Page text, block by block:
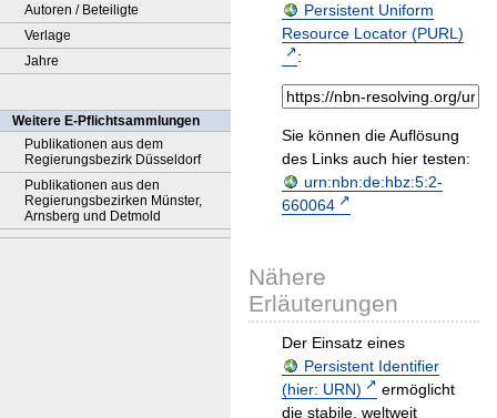
Autoren / Beteiligte
Verlage
Jahre
Weitere E-Pflichtsammlungen
Publikationen aus dem
Regierungsbezirk Düsseldorf
Publikationen aus den
Regierungsbezirken Münster,
Arnsberg und Detmold
Persistent Uniform
Resource Locator (PURL)
:
Sie können die Auflösung
des Links auch hier testen:
urn:nbn:de:hbz:5:2-
660064
Nähere
Erläuterungen
Der Einsatz eines
Persistent Identifier
(hier: URN)
ermöglicht
die stabile, weltweit